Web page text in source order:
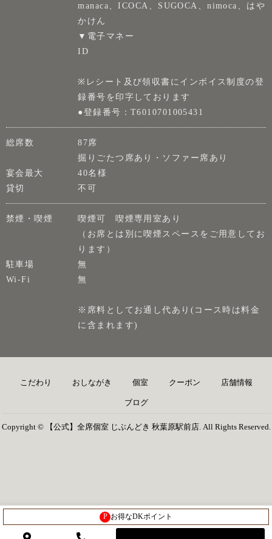
manaca、ICOCA、SUGOCA、nimoca、はや
かけん
▼電子マネー
ID
※レシート及び領収書にインボイス制度の登
録番号を印字しております
●登録番号：T6010701005431
総席数
87席
掘りごたつ席あり・ソファー席あり
宴会最大
40名様
貸切
不可
禁煙・喫煙
喫煙可 喫煙専用室あり
（お席とは別に喫煙スペースをご用意してお
ります）
駐車場
無
Wi-Fi
無
※席料としてお通し代あり(コース時は料金
に含まれます)
こだわり おしながき 個室 クーポン 店舗情報
ブログ
Copyright © 【公式】全席個室 じぶんどき 秋葉原駅前店. All Rights Reserved.
P お得なDKポイント